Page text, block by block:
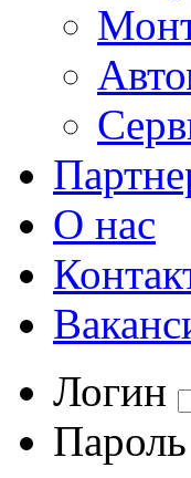
О нас
Логин
Пароль